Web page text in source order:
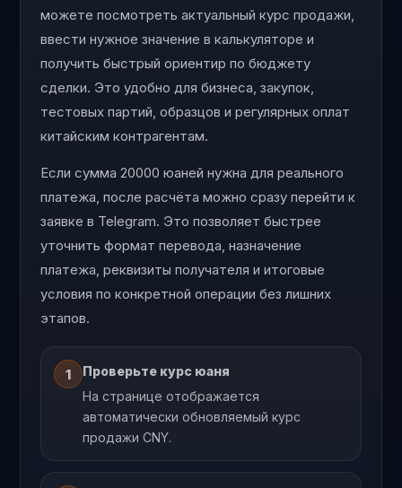
можете посмотреть актуальный курс продажи,
ввести нужное значение в калькуляторе и
получить быстрый ориентир по бюджету
сделки. Это удобно для бизнеса, закупок,
тестовых партий, образцов и регулярных оплат
китайским контрагентам.
Если сумма 20000 юаней нужна для реального
платежа, после расчёта можно сразу перейти к
заявке в Telegram. Это позволяет быстрее
уточнить формат перевода, назначение
платежа, реквизиты получателя и итоговые
условия по конкретной операции без лишних
этапов.
1
Проверьте курс юаня
На странице отображается
автоматически обновляемый курс
продажи CNY.